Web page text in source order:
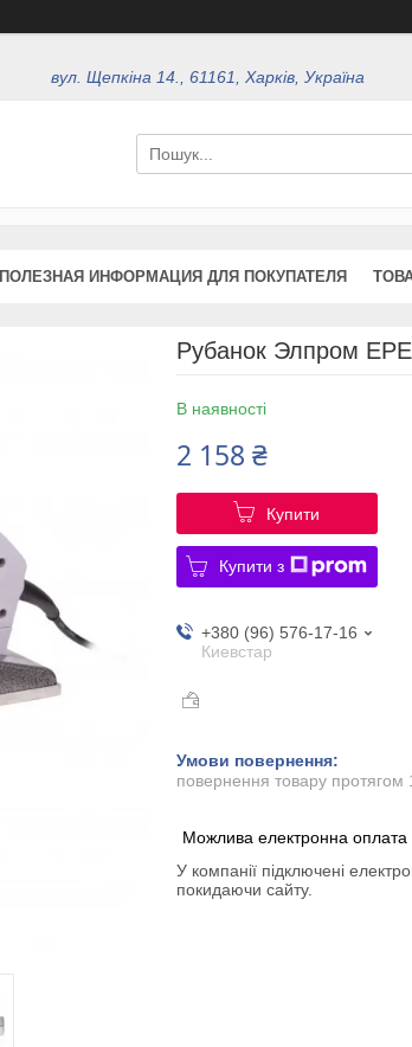
вул. Щепкіна 14., 61161, Харків, Україна
ПОЛЕЗНАЯ ИНФОРМАЦИЯ ДЛЯ ПОКУПАТЕЛЯ
Рубанок Элпром
В наявності
2 158 ₴
Купити
Купити з
+380 (96) 576-17-16
Киевстар
повернення товару протягом
У компанії підключені
покидаючи сайту.